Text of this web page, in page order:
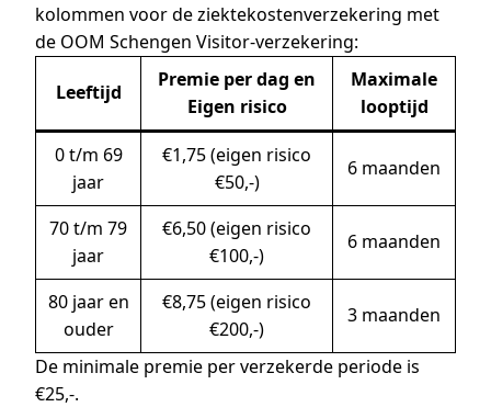
kolommen voor de ziektekostenverzekering met
de OOM Schengen Visitor-verzekering:
Leeftijd
Premie per dag en
Eigen risico
Maximale
looptijd
0 t/m 69
jaar
€1,75 (eigen risico
€50,-)
6 maanden
70 t/m 79
jaar
€6,50 (eigen risico
€100,-)
6 maanden
80 jaar en
ouder
€8,75 (eigen risico
€200,-)
3 maanden
De minimale premie per verzekerde periode is
€25,-.